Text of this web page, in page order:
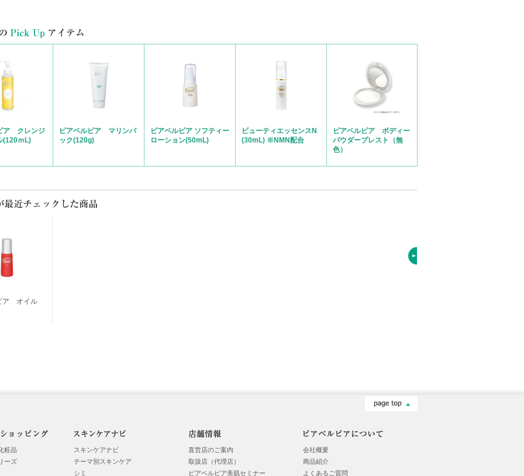
も吹き出物や乾燥が目立ってきたところに使っています。
ものケアでは,物足りないなというときに最適です。
、冬を迎える準備をしようと思っています。
09/29 non／ 乾燥型脂性肌(混合肌)／肌のお悩み：シミ ニキビ・吹き出物 敏感肌 アトピー アレルギー／50代 おすすめレベ
ル★★★★
ア クレンジ
(120ｍL)
ピアベルピア マリンパ
ック(120g)
ピアベルピア ソフティー
ローション(50mL)
ビューティエッセンスN
(30mL) ※NMN配合
ピアベルピア ボディー
パウダープレスト（無
色）
ア オイル
粧品
ーズ
スキンケアナビ
テーマ別スキンケア
シミ
直営店のご案内
取扱店（代理店）
ピアベルピア美肌セミナー
会社概要
商品紹介
よくあるご質問